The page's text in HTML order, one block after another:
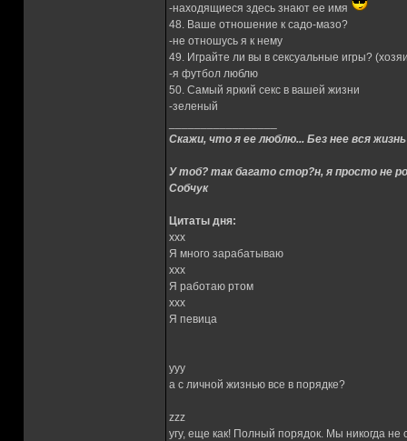
-находящиеся здесь знают ее имя
48. Ваше отношение к садо-мазо?
-не отношусь я к нему
49. Играйте ли вы в сексуальные игры?
-я футбол люблю
50. Самый яркий секс в вашей жизни
-зеленый
Скажи, что я ее люблю... Без нее вся
У тоб? так багато стор?н, я просто не
Собчук
Цитаты дня:
xxx
Я много зарабатываю
xxx
Я работаю ртом
xxx
Я певица
yyy
а с личной жизнью все в порядке?
zzz
угу, еще как! Полный порядок. Мы никогда